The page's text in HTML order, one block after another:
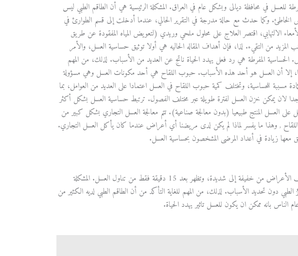
للعسل في محافظة ديالى وبشكل عام في العراق. المشكلة الرئيسية هي أن الطاقم الطبي ليس
وكما حدث مع حالة مدرجة في التقرير الحالي، عندما أدخلت إلى قسم الطوارئ في
الالتهابي، اقتصر العلاج على محلول ملحي وريدي (لتعويض المياه المفقودة عن طريق
من التقيء. لذا، فإن أهداف المقاله الحاليه هي أولا توثيق حساسية العسل، والأمر
الحساسية المفرطة هي رد فعل يهدد الحياة ناتج عن العديد من الأسباب. لذلك، من المهم
جدا، إلا أن العسل هو أحد هذه الأسباب. حبوب اللقاح هي أحد مكونات العسل وهي مسؤولة
للحساسية، وتختلف كمية حبوب اللقاح في العسل اعتمادا على العديد من العوامل، بما
لان يمكن خزن العسل لفترة طويلة عبر مختلف الفصول. ترتبط حساسية العسل بشكل أكثر
العسل المنتج طبيعيا (بدون معالجة صناعية). تتم معالجة العسل التجاري بشكل كبير من
, وهذا ما يفسر لماذا لم يكن لدى مريضنا أي أعراض عندما كان يأكل العسل التجاري.
زيادة في أعداد المرضى المشخصون بحساسية العسل.
الحساسية المفرطة للعسل نادرة ولكنها خطيرة وقد تهدد الحياة. تختلف الأعراض من خفيفة إلى شديدة، وتظهر بعد 15 دقيقة فقط من تناول العسل. المشكلة
الطبي دون تحديد الأسباب. لذلك، من المهم للغاية التأكد من أن الطاقم الطبي لديه الكثير من
بانه ممكن ان يكون للعسل تاثير يهدد الحياة.